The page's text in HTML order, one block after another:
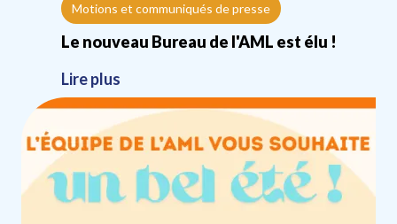
Motions et communiqués de presse
Le nouveau Bureau de l'AML est élu !
Lire plus